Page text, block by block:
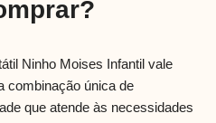
Ninho Moises Infantil vale
combinação única de
que atende às necessidades